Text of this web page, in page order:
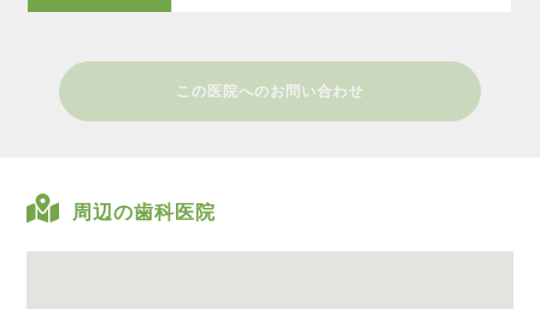
この医院へのお問い合わせ
周辺の歯科医院